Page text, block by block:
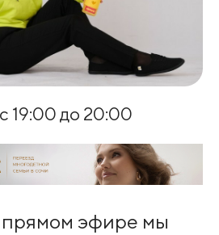
19:00 до 20:00
прямом эфире мы